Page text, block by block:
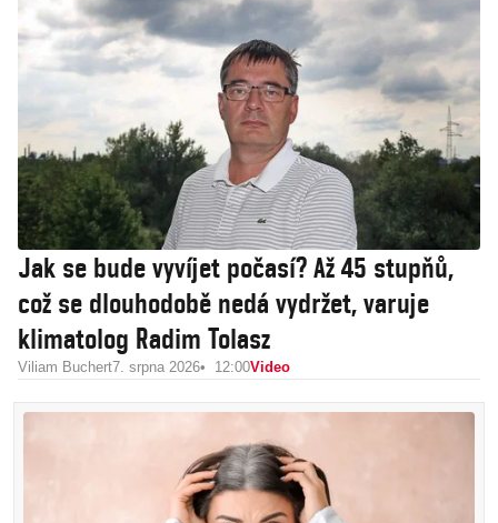
Jak se bude vyvíjet počasí? Až 45 stupňů,
což se dlouhodobě nedá vydržet, varuje
klimatolog Radim Tolasz
Viliam Buchert7. srpna 2026 12:00Video